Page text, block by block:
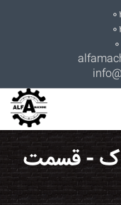
- قسمت